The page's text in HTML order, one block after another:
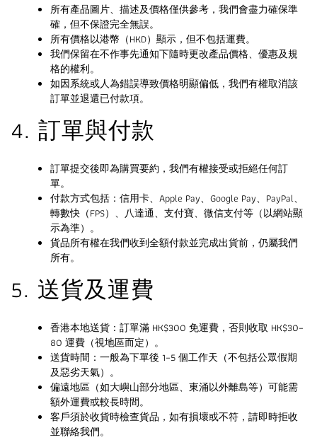
所有產品圖片、描述及價格僅供參考，我們會盡力確保準
確，但不保證完全無誤。
所有價格以港幣（HKD）顯示，但不包括運費。
我們保留在不作事先通知下隨時更改產品價格、優惠及規
格的權利。
如因系統或人為錯誤導致價格明顯偏低，我們有權取消該
訂單並退還已付款項。
4. 訂單與付款
訂單提交後即為購買要約，我們有權接受或拒絕任何訂
單。
付款方式包括：信用卡、Apple Pay、Google Pay、PayPal、
轉數快（FPS）、八達通、支付寶、微信支付等（以網站顯
示為準）。
貨品所有權在我們收到全額付款並完成出貨前，仍屬我們
所有。
5. 送貨及運費
香港本地送貨：訂單滿 HK$300 免運費，否則收取 HK$30–
80 運費（視地區而定）。
送貨時間：一般為下單後 1–5 個工作天（不包括公眾假期
及惡劣天氣）。
偏遠地區（如大嶼山部分地區、東涌以外離島等）可能需
額外運費或較長時間。
客戶須於收貨時檢查貨品，如有損壞或不符，請即時拒收
並聯絡我們。